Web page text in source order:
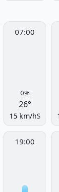
07:00
0%
26°
15 km/hS
19:00